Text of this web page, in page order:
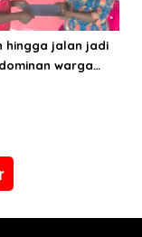
hingga jalan jadi
warga